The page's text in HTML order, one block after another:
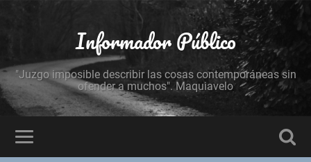
Informador Público
"Juzgo imposible describir las cosas contemporáneas sin
ofender a muchos". Maquiavelo